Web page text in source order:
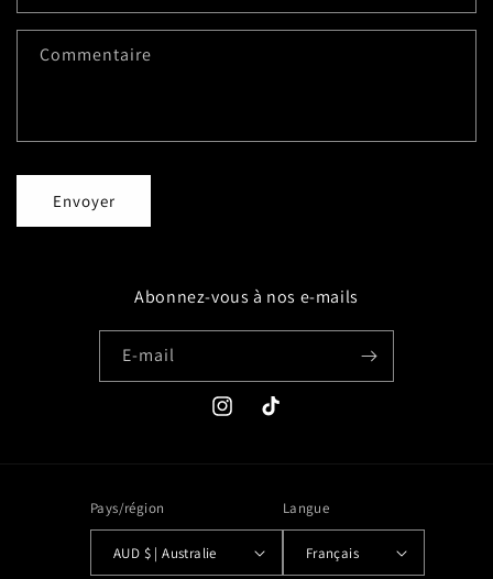
Commentaire
Envoyer
Abonnez-vous à nos e-mails
E-mail
InstagramTikTok
Pays/région
AUD $ | Australie
Langue
Français